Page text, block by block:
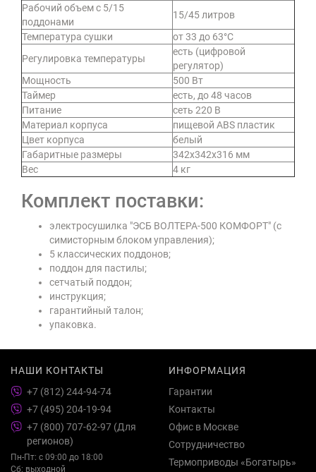
Рабочий объем с 5/15
поддонами
15/45 литров
Температура сушки
от 33 до 63°C
Регулировка температуры
есть (цифровой
регулятор)
Мощность
500 Вт
Таймер
есть, до 48 часов
Питание
сеть 220 В
Материал корпуса
пищевой ABS пластик
Цвет корпуса
белый
Габаритные размеры
342х342х316 мм
Вес
4 кг
Комплект поставки:
электросушилка "ЭСБ ВОЛТЕРА-500 КОМФОРТ" (с
симисторным блоком управления);
5 классических поддонов;
поддон для пастилы;
сетчатый поддон;
инструкция;
гарантийный талон;
упаковка.
НАШИ КОНТАКТЫ
+7 (812) 244-94-74
+7 (495) 204-19-94
+7 (800) 707-62-97 (Для
регионов)
Пн-Пт: с 09:00 до 18:00
Сб: выходной
ИНФОРМАЦИЯ
Гарантии
Контакты
Офис в Москве
Сотрудничество
Термоприводы «Богатырь»